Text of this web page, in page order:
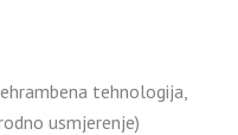
tehnologija,
usmjerenje)